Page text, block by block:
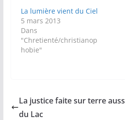
La lumière vient du Ciel
5 mars 2013
Dans
"Chretienté/christianop
hobie"
La justice faite sur terre
du Lac